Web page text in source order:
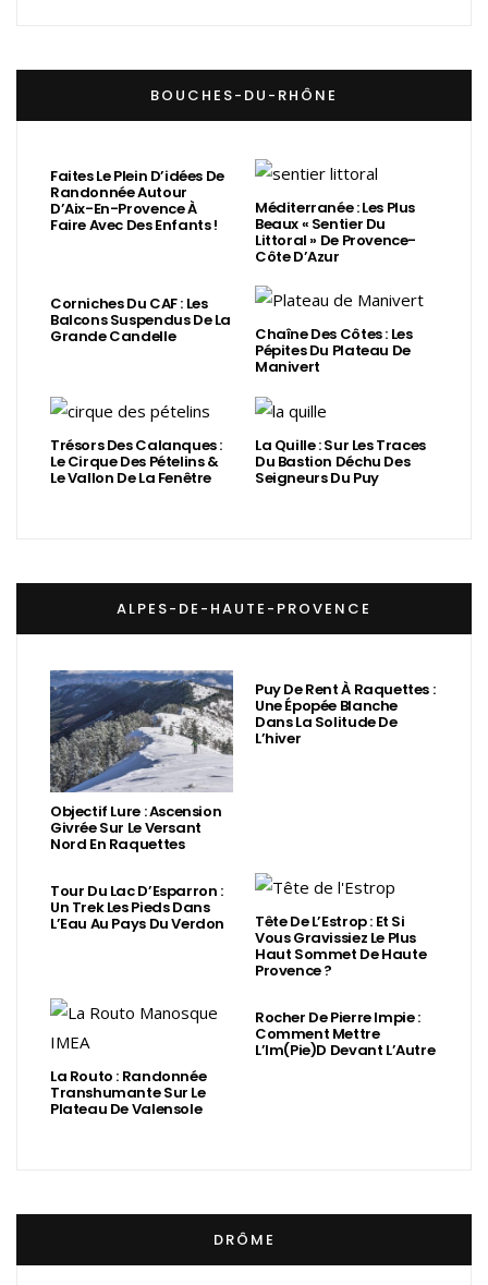
BOUCHES-DU-RHÔNE
Faites Le Plein D’idées De
Randonnée Autour
D’Aix-En-Provence À
Faire Avec Des Enfants !
Méditerranée : Les Plus
Beaux « Sentier Du
Littoral » De Provence-
Côte D’Azur
Corniches Du CAF : Les
Balcons Suspendus De La
Grande Candelle Chaîne Des Côtes : Les
Pépites Du Plateau De
Manivert
Trésors Des Calanques :
Le Cirque Des Pételins &
Le Vallon De La Fenêtre
La Quille : Sur Les Traces
Du Bastion Déchu Des
Seigneurs Du Puy
ALPES-DE-HAUTE-PROVENCE
Objectif Lure : Ascension
Givrée Sur Le Versant
Nord En Raquettes
Puy De Rent À Raquettes :
Une Épopée Blanche
Dans La Solitude De
L’hiver
Tour Du Lac D’Esparron :
Un Trek Les Pieds Dans
L’Eau Au Pays Du Verdon Tête De L’Estrop : Et Si
Vous Gravissiez Le Plus
Haut Sommet De Haute
Provence ?
La Routo : Randonnée
Transhumante Sur Le
Plateau De Valensole
Rocher De Pierre Impie :
Comment Mettre
L’Im(Pie)d Devant L’Autre
DRÔME